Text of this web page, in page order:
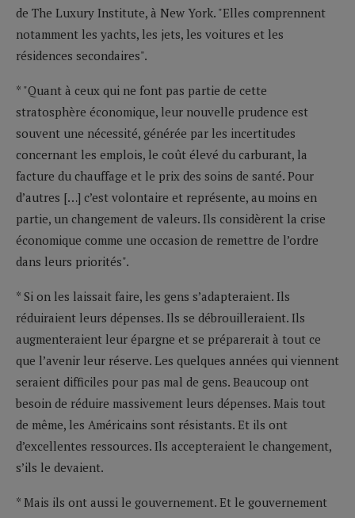
de The Luxury Institute, à New York. "Elles comprennent
notamment les yachts, les jets, les voitures et les
résidences secondaires".
* "Quant à ceux qui ne font pas partie de cette
stratosphère économique, leur nouvelle prudence est
souvent une nécessité, générée par les incertitudes
concernant les emplois, le coût élevé du carburant, la
facture du chauffage et le prix des soins de santé. Pour
d’autres […] c’est volontaire et représente, au moins en
partie, un changement de valeurs. Ils considèrent la crise
économique comme une occasion de remettre de l’ordre
dans leurs priorités".
* Si on les laissait faire, les gens s’adapteraient. Ils
réduiraient leurs dépenses. Ils se débrouilleraient. Ils
augmenteraient leur épargne et se préparerait à tout ce
que l’avenir leur réserve. Les quelques années qui viennent
seraient difficiles pour pas mal de gens. Beaucoup ont
besoin de réduire massivement leurs dépenses. Mais tout
de même, les Américains sont résistants. Et ils ont
d’excellentes ressources. Ils accepteraient le changement,
s’ils le devaient.
* Mais ils ont aussi le gouvernement. Et le gouvernement